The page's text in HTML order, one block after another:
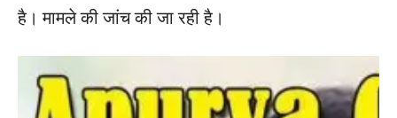
है। मामले की जांच की जा रही है।